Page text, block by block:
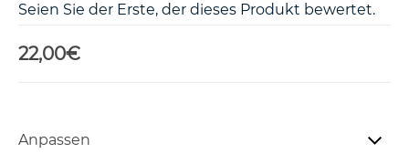
Seien Sie der Erste, der dieses Produkt bewertet.
22,00€
Anpassen